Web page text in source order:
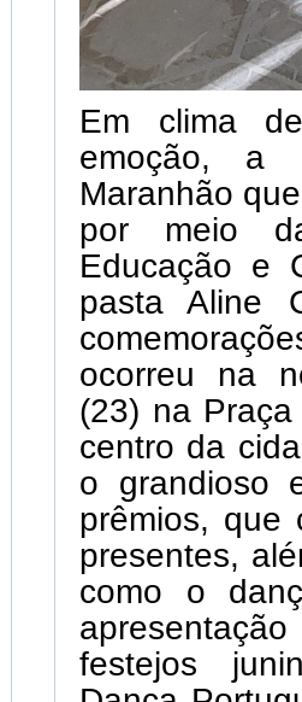
Em clima
emoção, a
Maranhão
por meio
Educação e
pasta Aline
ocorreu na
(23) na
centro da
o grandioso
prêmios, que
presentes,
como o
festejos